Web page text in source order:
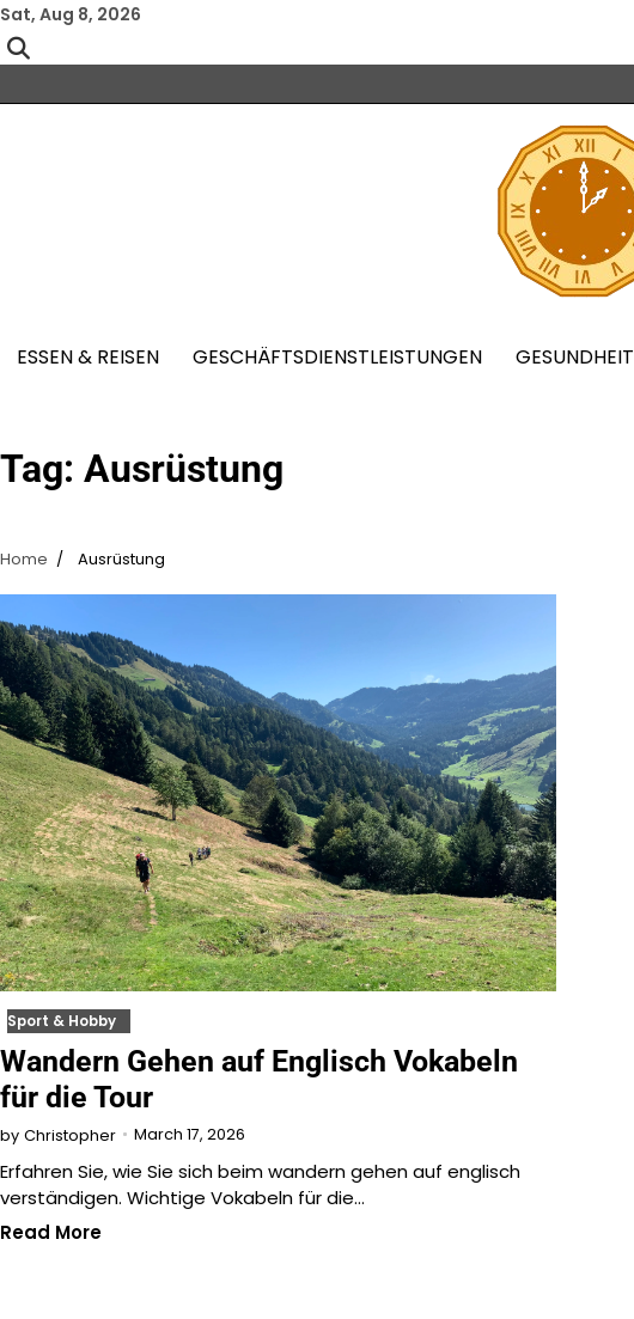
Skip
to
content
Sat, Aug 8, 2026
ESSEN & REISEN GESCHÄFTSDIENSTLEISTUNGEN GESUNDHEIT
Tag: Ausrüstung
Home Ausrüstung
Sport & Hobby
Wandern Gehen auf Englisch Vokabeln
für die Tour
by Christopher March 17, 2026
Erfahren Sie, wie Sie sich beim wandern gehen auf englisch
verständigen. Wichtige Vokabeln für die…
Read More